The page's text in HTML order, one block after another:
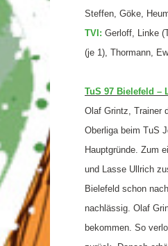
Steffen, Göke,
TVI: Gerloff, Linke
(je 1), Thormann,
TuS 97 Bielefeld –
Olaf Grintz, Trainer
Oberliga beim TuS
Hauptgründe. Zum
und Lasse Ullrich
Bielefeld schon
nachlässig. Olaf
bekommen. So